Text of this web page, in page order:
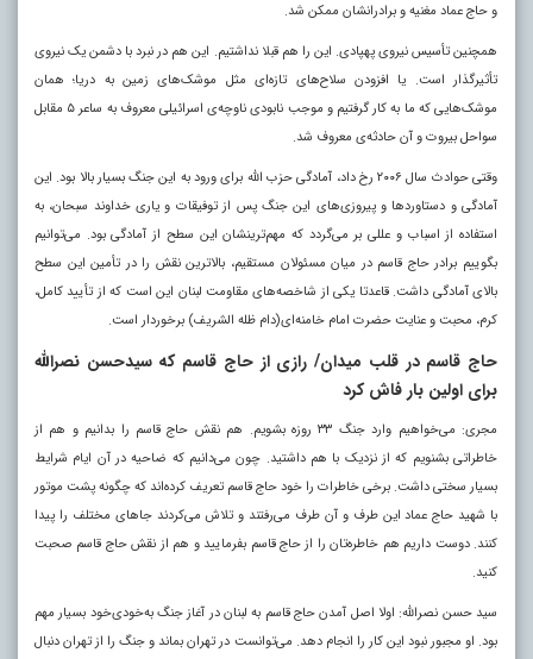
و حاج عماد مغنیه و برادرانشان ممکن شد.
همچنین تأسیس نیروی پهپادی. این را هم قبلا نداشتیم. این هم در نبرد با دشمن یک نیروی
تأثیرگذار است. یا افزودن سلاح‌های تازه‌ای مثل موشک‌های زمین به دریا؛ همان
موشک‌هایی که ما به کار گرفتیم و موجب نابودی ناوچه‌ی اسرائیلی معروف به ساعر ۵ مقابل
سواحل بیروت و آن حادثه‌ی معروف شد.
وقتی حوادث سال ۲۰۰۶ رخ داد، آمادگی حزب الله برای ورود به این جنگ بسیار بالا بود. این
آمادگی و دستاوردها و پیروزی‌های این جنگ پس از توفیقات و یاری خداوند سبحان، به
استفاده از اسباب و عللی بر می‌گردد که مهم‌ترینشان این سطح از آمادگی بود. می‌توانیم
بگوییم برادر حاج قاسم در میان مسئولان مستقیم، بالاترین نقش را در تأمین این سطح
بالای آمادگی داشت. قاعدتا یکی از شاخصه‌های مقاومت لبنان این است که از تأیید کامل،
کرم، محبت و عنایت حضرت امام خامنه‌ای(دام ظله الشریف) برخوردار است.
حاج قاسم در قلب میدان/ رازی از حاج قاسم که سیدحسن نصرالله
برای اولین بار فاش کرد
مجری: می‌خواهیم وارد جنگ ۳۳ روزه بشویم. هم نقش حاج قاسم را بدانیم و هم از
خاطراتی بشنویم که از نزدیک با هم داشتید. چون می‌دانیم که ضاحیه در آن ایام شرایط
بسیار سختی داشت. برخی خاطرات را خود حاج قاسم تعریف کرده‌اند که چگونه پشت موتور
با شهید حاج عماد این طرف و آن طرف می‌رفتند و تلاش می‌کردند جاهای مختلف را پیدا
کنند. دوست داریم هم خاطره‌تان را از حاج قاسم بفرمایید و هم از نقش حاج قاسم صحبت
کنید.
سید حسن نصرالله: اولا اصل آمدن حاج قاسم به لبنان در آغاز جنگ به‌خودی‌خود بسیار مهم
بود. او مجبور نبود این کار را انجام دهد. می‌توانست در تهران بماند و جنگ را از تهران دنبال